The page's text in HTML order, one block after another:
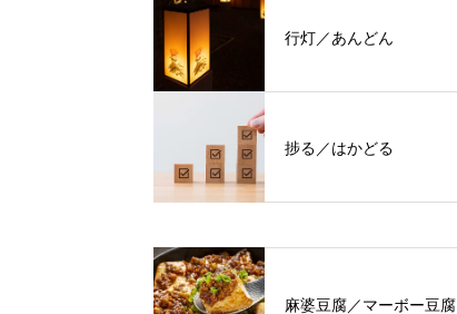
行灯／あんどん
捗る／はかどる
麻婆豆腐／マーボー豆腐